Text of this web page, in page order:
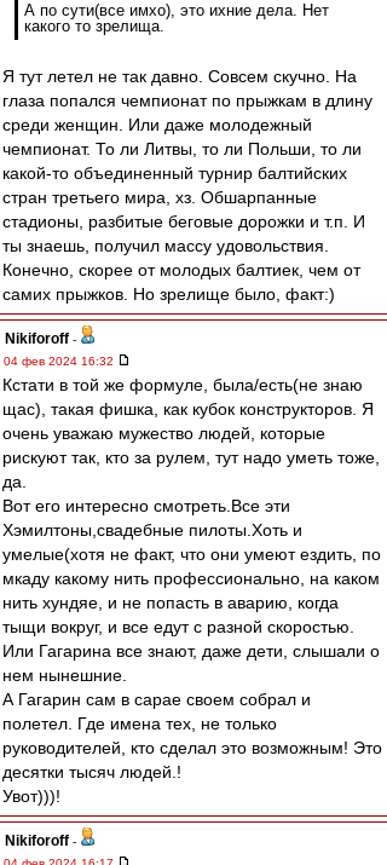
А по сути(все имхо), это ихние дела. Нет
какого то зрелища.
Я тут летел не так давно. Совсем скучно. На
глаза попался чемпионат по прыжкам в длину
среди женщин. Или даже молодежный
чемпионат. То ли Литвы, то ли Польши, то ли
какой-то объединенный турнир балтийских
стран третьего мира, хз. Обшарпанные
стадионы, разбитые беговые дорожки и т.п. И
ты знаешь, получил массу удовольствия.
Конечно, скорее от молодых балтиек, чем от
самих прыжков. Но зрелище было, факт:)
Nikiforoff -
04 фев 2024 16:32
Кстати в той же формуле, была/есть(не знаю
щас), такая фишка, как кубок конструкторов. Я
очень уважаю мужество людей, которые
рискуют так, кто за рулем, тут надо уметь тоже,
да.
Вот его интересно смотреть.Все эти
Хэмилтоны,свадебные пилоты.Хоть и
умелые(хотя не факт, что они умеют ездить, по
мкаду какому нить профессионально, на каком
нить хундяе, и не попасть в аварию, когда
тыщи вокруг, и все едут с разной скоростью.
Или Гагарина все знают, даже дети, слышали о
нем нынешние.
А Гагарин сам в сарае своем собрал и
полетел. Где имена тех, не только
руководителей, кто сделал это возможным! Это
десятки тысяч людей.!
Увот)))!
Nikiforoff -